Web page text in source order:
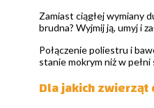
Zamiast ciągłej wymiany
brudna? Wyjmij ją, umyj i
Połączenie poliestru i
stanie mokrym niż w
Dla jakich